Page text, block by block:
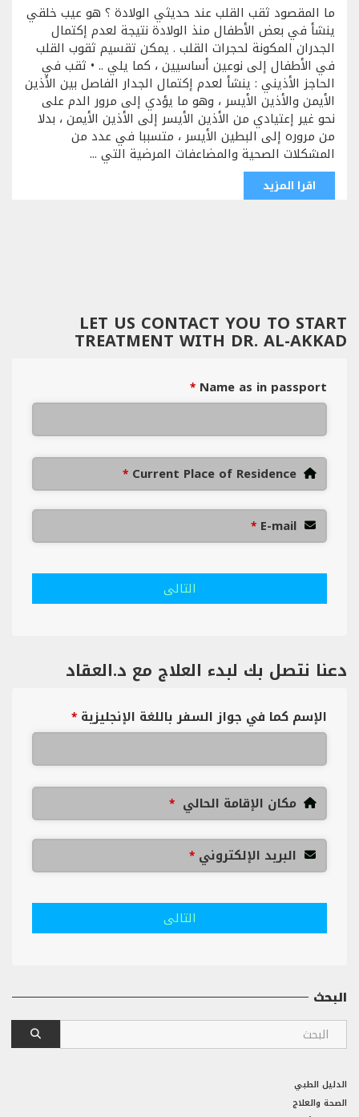
ما المقصود ثقب القلب عند حديثي الولادة ؟ هو عيب خلقي
ينشأ في بعض الأطفال منذ الولادة نتيجة لعدم إكتمال
الجدران المكونة لحجرات القلب . يمكن تقسيم ثقوب القلب
في الأطفال إلى نوعين أساسيين ، كما يلي .. • ثقب في
الحاجز الأذيني : ينشأ لعدم إكتمال الجدار الفاصل بين الأذين
الأيمن والأذين الأيسر ، وهو ما يؤدي إلى مرور الدم على
نحو غير إعتيادي من الأذين الأيسر إلى الأذين الأيمن ، بدلا
من مروره إلى البطين الأيسر ، متسببا في عدد من
المشكلات الصحية والمضاعفات المرضية التي ...
اقرا المزيد
LET US CONTACT YOU TO START
TREATMENT WITH DR. AL-AKKAD
Name as in passport
*
Current Place of Residence
*
E-mail
*
التالى
دعنا نتصل بك لبدء العلاج مع د.العقاد
الإسم كما في جواز السفر باللغة الإنجليزية *
مكان الإقامة الحالي *
البريد الإلكتروني *
التالى
البحث
الدليل الطبي
الصحة والعلاج